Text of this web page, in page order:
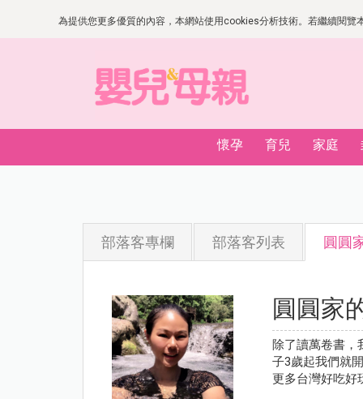
為提供您更多優質的內容，本網站使用cookies分析技術。若繼續閱
懷孕 育兒 家庭
部落客專欄 部落客列表 圓圓
圓圓家
除了讀萬卷書，
子3歲起我們就
更多台灣好吃好